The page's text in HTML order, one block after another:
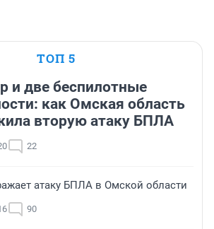
ТОП 5
и две беспилотные
как Омская область
вторую атаку БПЛА
22
атаку БПЛА в Омской области
90